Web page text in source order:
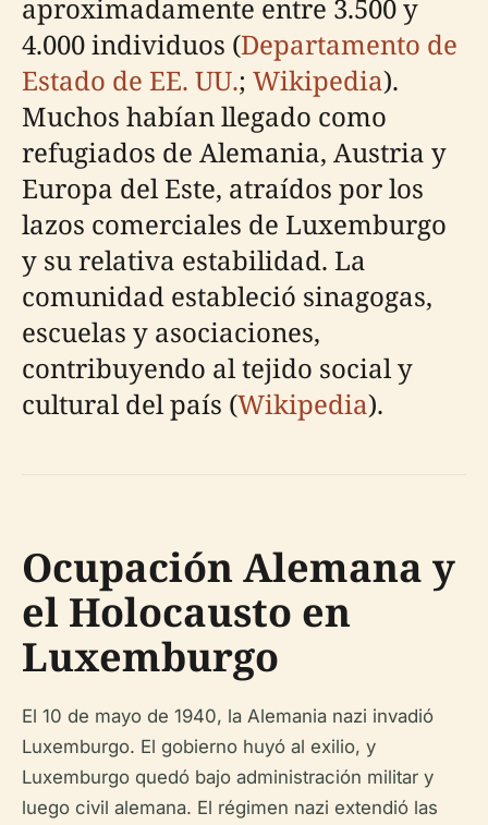
aproximadamente entre 3.500 y
4.000 individuos (Departamento de
Estado de EE. UU.; Wikipedia).
Muchos habían llegado como
refugiados de Alemania, Austria y
Europa del Este, atraídos por los
lazos comerciales de Luxemburgo
y su relativa estabilidad. La
comunidad estableció sinagogas,
escuelas y asociaciones,
contribuyendo al tejido social y
cultural del país (Wikipedia).
Ocupación Alemana y
el Holocausto en
Luxemburgo
El 10 de mayo de 1940, la Alemania nazi invadió
Luxemburgo. El gobierno huyó al exilio, y
Luxemburgo quedó bajo administración militar y
luego civil alemana. El régimen nazi extendió las